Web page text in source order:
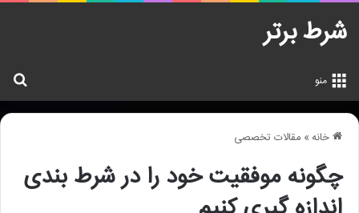
شرط برتر
منو
خانه» مقالات تخصصی
چگونه موفقیت خود را در شرط بندی